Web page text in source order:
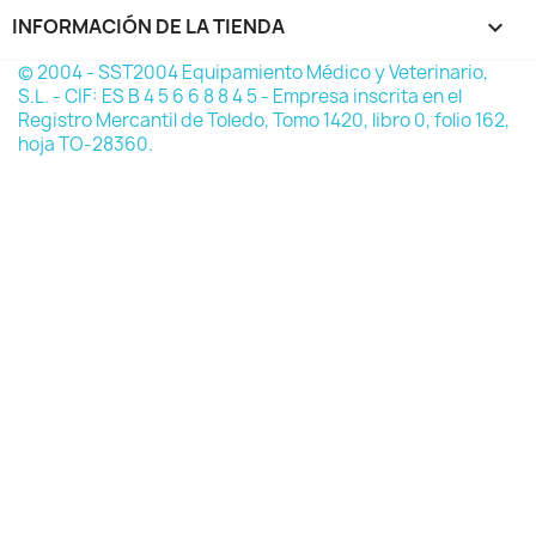
INFORMACIÓN DE LA TIENDA keyboard_arrow_down
© 2004 - SST2004 Equipamiento Médico y Veterinario,
S.L. - CIF: ES B 4 5 6 6 8 8 4 5 - Empresa inscrita en el
Registro Mercantil de Toledo, Tomo 1420, libro 0, folio 162,
hoja TO-28360.